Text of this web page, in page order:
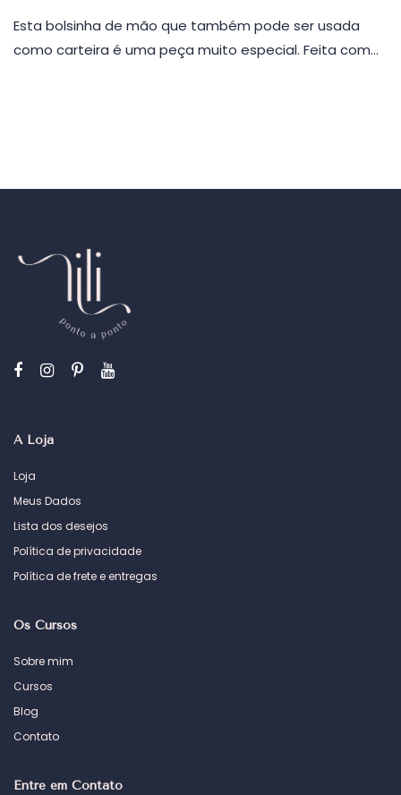
Esta bolsinha de mão que também pode ser usada
como carteira é uma peça muito especial. Feita com…
A Loja
Loja
Meus Dados
Lista dos desejos
Política de privacidade
Política de frete e entregas
Os Cursos
Sobre mim
Cursos
Blog
Contato
Entre em Contato